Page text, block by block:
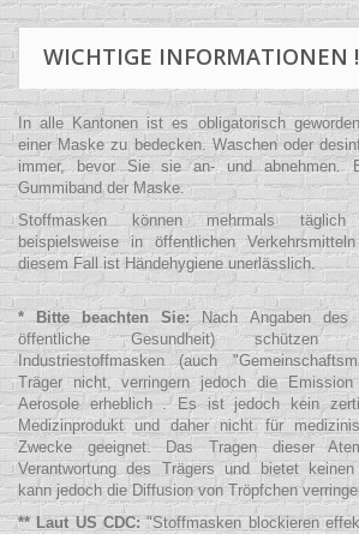
WICHTIGE INFORMATIONEN !
In alle Kantonen ist es obligatorisch
einer Maske zu bedecken. Waschen oder
immer, bevor Sie sie an- und abnehmen.
Gummiband der Maske.
Stoffmasken können mehrmals täglich
beispielsweise in öffentlichen
diesem Fall ist Händehygiene unerlässlich.
* Bitte beachten Sie: Nach Angaben des
öffentliche Gesundheit) schützen
Industriestoffmasken (auch
Träger nicht, verringern jedoch die Emission
Aerosole erheblich . Es ist jedoch kein
Medizinprodukt und daher nicht für
Zwecke geeignet. Das Tragen dieser
Verantwortung des Trägers und bietet
kann jedoch die Diffusion von Tröpfchen
** Laut US CDC:"Stoffmasken blockieren